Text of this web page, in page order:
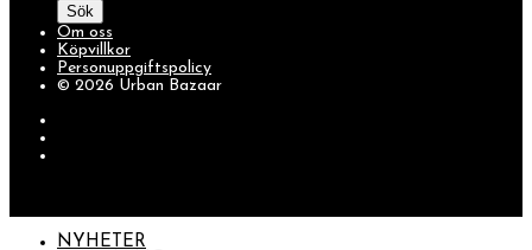
Sök
Om oss
Köpvillkor
Personuppgiftspolicy
© 2026 Urban Bazaar
NYHETER